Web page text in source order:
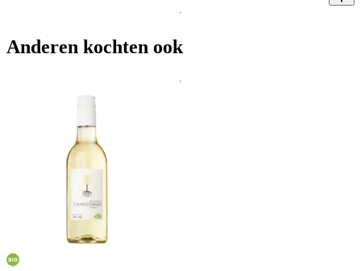
Anderen kochten ook